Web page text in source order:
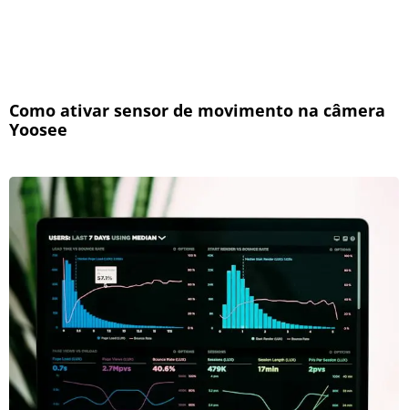
Como ativar sensor de movimento na câmera
Yoosee